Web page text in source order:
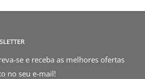
se e receba as melhores ofertas
no seu e-mail!